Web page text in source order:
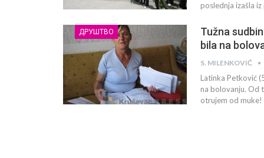
poslednja izašla
ДРУШТВО
Tužna
bila na
S. MILENKOVIĆ
Latinka Petković
na bolovanju. Od
otrujem od muke!